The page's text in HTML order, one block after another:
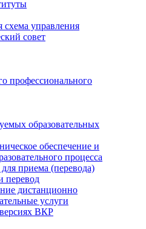
схема управления
совет
профессионального
образовательных
обеспечение и
процесса
приема (перевода)
перевод
дистанционно
услуги
ВКР